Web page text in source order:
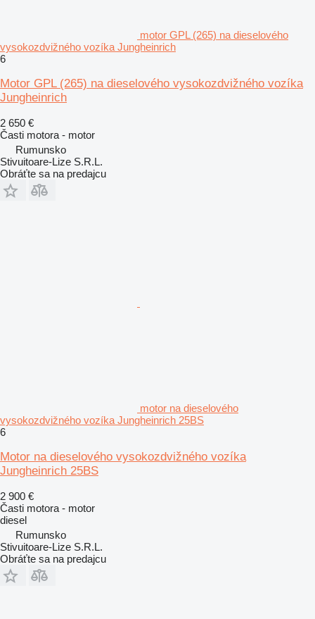
motor GPL (265) na dieselového
vysokozdvižného vozíka Jungheinrich
6
Motor GPL (265) na dieselového vysokozdvižného vozíka
Jungheinrich
2 650 €
Časti motora - motor
Rumunsko
Stivuitoare-Lize S.R.L.
Obráťte sa na predajcu
motor na dieselového
vysokozdvižného vozíka Jungheinrich 25BS
6
Motor na dieselového vysokozdvižného vozíka
Jungheinrich 25BS
2 900 €
Časti motora - motor
diesel
Rumunsko
Stivuitoare-Lize S.R.L.
Obráťte sa na predajcu